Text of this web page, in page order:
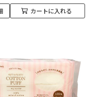
カートに入れる